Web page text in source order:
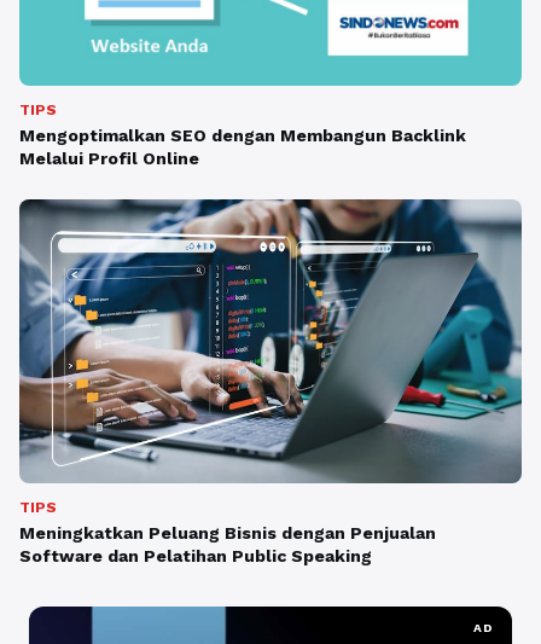
TIPS
Mengoptimalkan SEO dengan Membangun Backlink
Melalui Profil Online
TIPS
Meningkatkan Peluang Bisnis dengan Penjualan
Software dan Pelatihan Public Speaking
AD